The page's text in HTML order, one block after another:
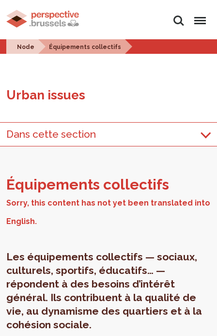
Search Menu
Node Équipements collectifs
Urban is­sues
Dans cette section
Équipements col­lec­tifs
Les équipements collectifs — sociaux,
culturels, sportifs, éducatifs… —
répondent à des besoins d’intérêt
général. Ils contribuent à la qualité de
vie, au dynamisme des quartiers et à la
cohésion sociale.